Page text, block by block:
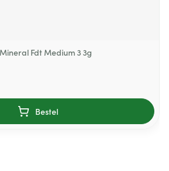
Fdt Medium 3 3g
Bestel